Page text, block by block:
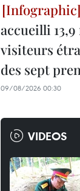
accueilli
visiteurs
des sept
09/08/2026 00:30
VIDEOS